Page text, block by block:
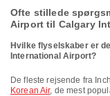
Ofte stillede
Airport til Calgary
Hvilke flyselskaber er
International Airport?
De fleste rejsende fra
Korean Air, de mest